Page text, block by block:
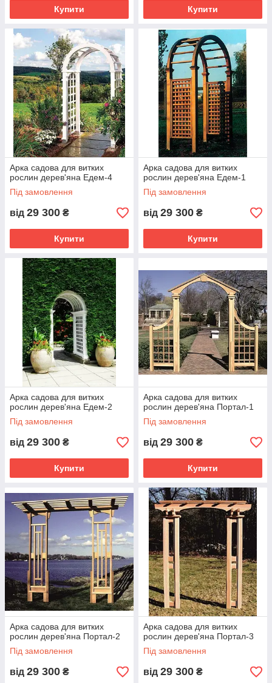
Купити Купити
Арка садова для витких
рослин дерев'яна Едем-4
Під замовлення
від 29 300 ₴
Купити
Арка садова для витких
рослин дерев'яна Едем-1
Під замовлення
від 29 300 ₴
Купити
Арка садова для витких
рослин дерев'яна Едем-2
Під замовлення
від 29 300 ₴
Купити
Арка садова для витких
рослин дерев'яна Портал-1
Під замовлення
від 29 300 ₴
Купити
Арка садова для витких
рослин дерев'яна Портал-2
Під замовлення
від 29 300 ₴
Арка садова для витких
рослин дерев'яна Портал-3
Під замовлення
від 29 300 ₴